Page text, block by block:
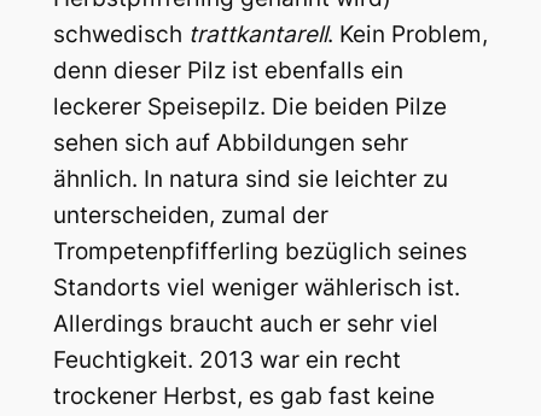
schwedisch trattkantarell. Kein Problem,
denn dieser Pilz ist ebenfalls ein
leckerer Speisepilz. Die beiden Pilze
sehen sich auf Abbildungen sehr
ähnlich. In natura sind sie leichter zu
unterscheiden, zumal der
Trompetenpfifferling bezüglich seines
Standorts viel weniger wählerisch ist.
Allerdings braucht auch er sehr viel
Feuchtigkeit. 2013 war ein recht
trockener Herbst, es gab fast keine